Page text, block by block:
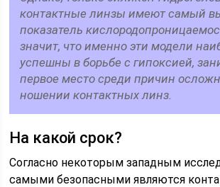
контактные линзы имеют самый
показатель
значит, что именно эти модели
успешны в борьбе с гипоксией,
первое место среди причин
ношении контактных линз.
На какой срок?
Согласно некоторым западным
самыми безопасными являются